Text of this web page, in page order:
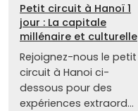
Petit circuit à Hanoï 1
jour : La capitale
millénaire et culturelle
Rejoignez-nous le petit
circuit à Hanoi ci-
dessous pour des
expériences extraord...